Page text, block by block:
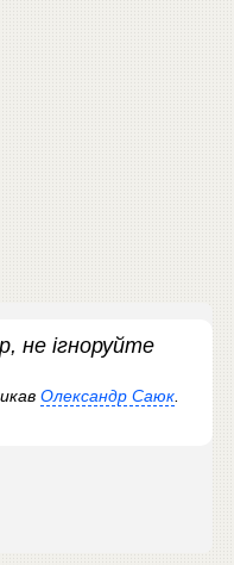
не ігноруйте
Олександр Саюк.